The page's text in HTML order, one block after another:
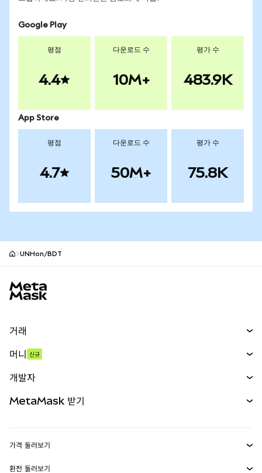
Google Play
평점
4.4
다운로드 수
10M+
평가 수
483.9K
App Store
평점
4.7
다운로드 수
50M+
평가 수
75.8K
UNHon/BDT
거래
무기한 선물
실물자산
머니 신규
개발자
MetaMask 받기
가격 둘러보기
환전 둘러보기